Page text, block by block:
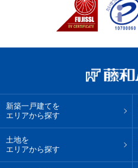
新築一戸建てを
エリアから探す
土地を
エリアから探す